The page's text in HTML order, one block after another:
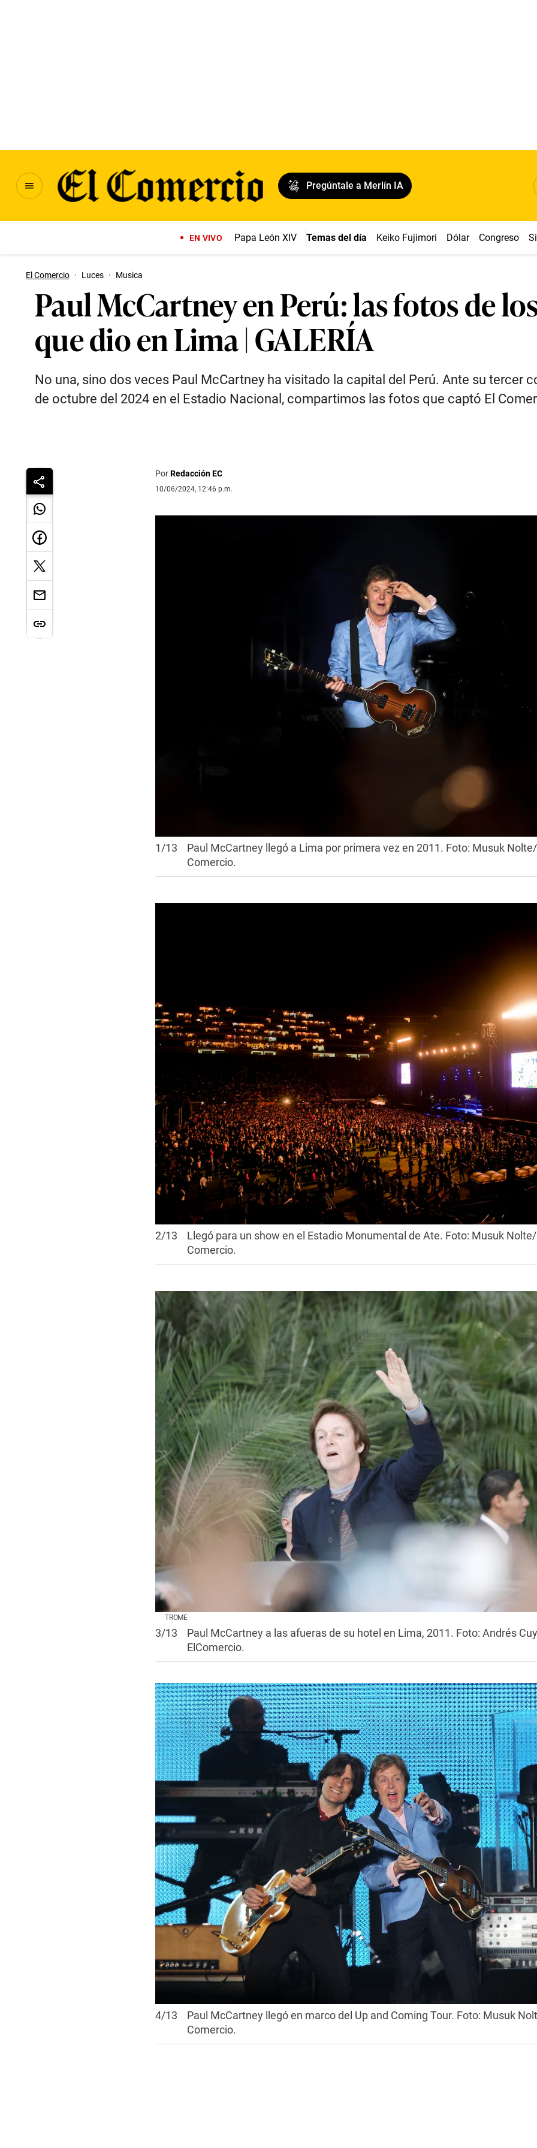
Pregúntale a Merlín IA
EN VIVO Papa León XIV Temas del día Keiko Fujimori Dólar Congreso
El Comercio · Luces · Musica
Paul McCartney en Perú: las fotos de
que dio en Lima | GALERÍA
No una, sino dos veces Paul McCartney ha visitado la capital del Perú. Ante su tercer
de octubre del 2024 en el Estadio Nacional, compartimos las fotos que captó El
PorRedacción EC
10/06/2024, 12:46 p.m.
1/13
Paul McCartney llegó a Lima por primera vez en 2011. Foto: Musuk
Comercio.
2/13
Llegó para un show en el Estadio Monumental de Ate. Foto: Musuk Nolte/
Comercio.
TROME
3/13
Paul McCartney a las afueras de su hotel en Lima, 2011. Foto: Andrés
ElComercio.
4/13
Paul McCartney llegó en marco del Up and Coming Tour. Foto: Musuk
Comercio.